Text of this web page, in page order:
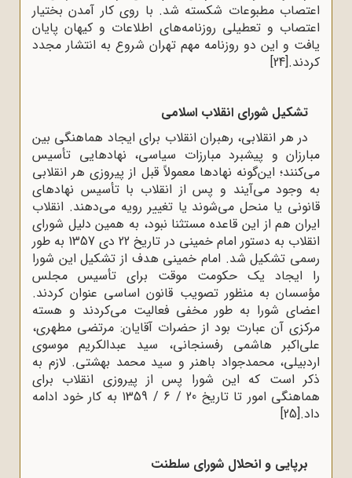
اعتصاب مطبوعات شکسته شد. با روی کار آمدن بختیار
اعتصاب و تعطیلی روزنامه‌های اطلاعات و کیهان پایان
یافت و این دو روزنامه مهم تهران شروع به انتشار مجدد
کردند.[24]
تشکیل شورای انقلاب اسلامی
در هر انقلابی، رهبران انقلاب برای ایجاد هماهنگی بین
مبارزان و پیشبرد مبارزات سیاسی، نهادهایی تأسیس
می‌کنند؛ این‌گونه نهادها معمولاً قبل از پیروزی هر انقلابی
به‌ وجود می‌آیند و پس از انقلاب با تأسیس نهادهای
قانونی یا منحل می‌شوند یا تغییر رویه می‌دهند. انقلاب
ایران هم از این قاعده مستثنا نبود، به همین دلیل شورای
انقلاب به دستور امام خمینی در تاریخ 22 دی 1357 به‌ طور
رسمی تشکیل شد. امام خمینی هدف از تشکیل این شورا
را ایجاد یک حکومت موقت برای تأسیس مجلس
مؤسسان به منظور تصویب قانون اساسی عنوان کردند.
اعضای شورا به ‌طور مخفی فعالیت می‌کردند و هسته
مرکزی آن عبارت بود از حضرات آقایان: مرتضی مطهری،
علی‌اکبر هاشمی رفسنجانی، سید عبدالکریم موسوی
اردبیلی، محمدجواد باهنر و سید محمد بهشتی. لازم به
ذکر است که این شورا پس از پیروزی انقلاب برای
هماهنگی امور تا تاریخ 20 / 6 / 1359 به کار خود ادامه
داد.[25]
برپایی و انحلال شورای سلطنت